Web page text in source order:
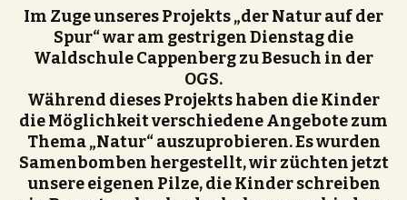
Im Zuge unseres Projekts „der Natur auf der
Spur“ war am gestrigen Dienstag die
Waldschule Cappenberg zu Besuch in der
OGS.
Während dieses Projekts haben die Kinder
die Möglichkeit verschiedene Angebote zum
Thema „Natur“ auszuprobieren. Es wurden
Samenbomben hergestellt, wir züchten jetzt
unsere eigenen Pilze, die Kinder schreiben